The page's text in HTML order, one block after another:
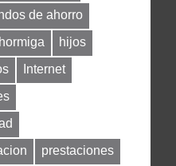
de ahorro
hijos
Internet
prestaciones